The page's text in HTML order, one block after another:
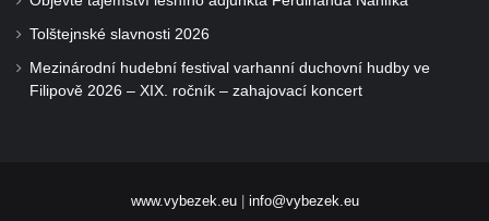
Tolštejnské slavnosti 2026
Mezinárodní hudební festival varhanní duchovní hudby ve
Filipově 2026 – XIX. ročník – zahajovací koncert
www.vybezek.eu| info@vybezek.eu